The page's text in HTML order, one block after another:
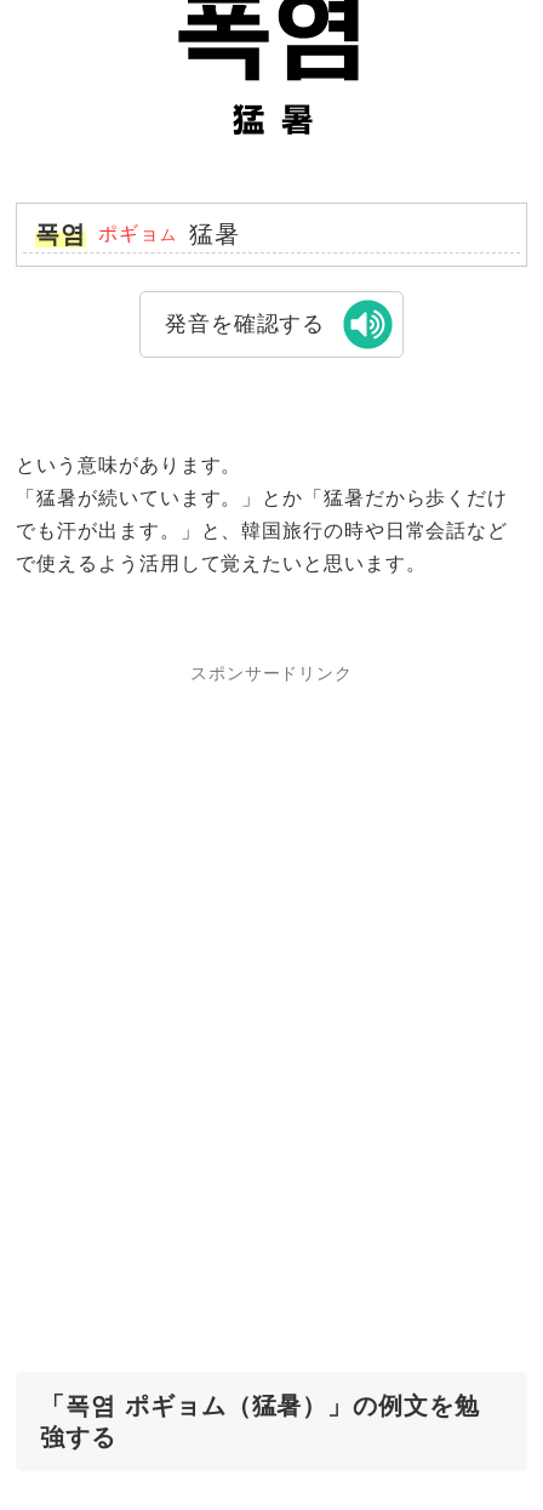
폭염 ポギョ ム 猛暑
発音を確認する
という意味があります。
「猛暑が続いています。」とか「猛暑だから歩くだけ
でも汗が出ます。」と、韓国旅行の時や日常会話など
で使えるよう活用して覚えたいと思います。
スポンサードリンク
「폭염 ポギョム（猛暑）」の例文を勉
強する